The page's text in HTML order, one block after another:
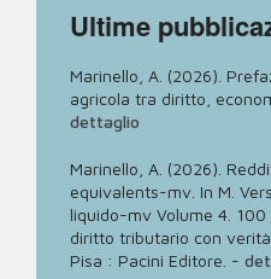
Ultime
Marinello, A. (2026).
agricola tra diritto,
dettaglio
Marinello, A. (2026).
equivalents-mv. In M.
liquido-mv Volume 4.
diritto tributario con
Pisa : Pacini Editore. -